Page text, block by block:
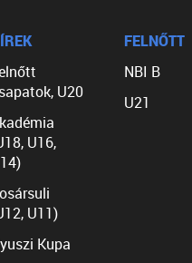
U20
U16,
U11)
Kupa
FELNŐTT
NBI B
U21